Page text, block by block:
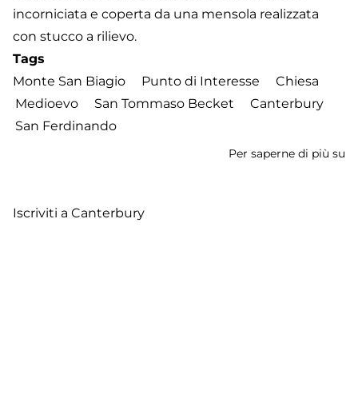
incorniciata e coperta da una mensola realizzata
con stucco a rilievo.
Tags
Monte San Biagio
Punto di Interesse
Chiesa
Medioevo
San Tommaso Becket
Canterbury
San Ferdinando
Per saperne di più su
Iscriviti a Canterbury